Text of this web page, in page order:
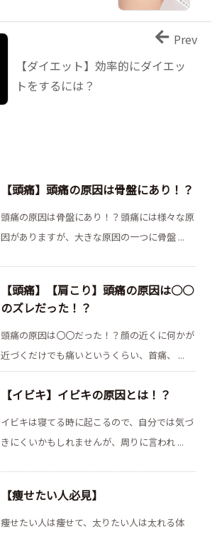
【ダイエット】効率的にダイエッ
トをするには？
Prev
【頭痛】頭痛の原因は骨盤にあり！？
頭痛の原因は骨盤にあり！？頭痛には様々な原
因がありますが、大きな原因の一つに骨盤 ...
【頭痛】【肩こり】頭痛の原因は○○
のズレだった！？
頭痛の原因は〇〇だった！？顔の近くに何かが
近づくだけでも痛いというくらい、首痛、 ...
【イビキ】イビキの原因とは！？
イビキは寝てる時に起こるので、自分では気づ
きにくいかもしれませんが、周りに言われ ...
【痩せたい人必見】
痩せたい人は痩せて、太りたい人は太れる体